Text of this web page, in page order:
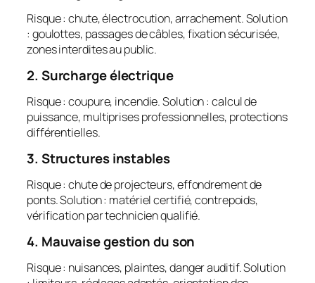
Risque : chute, électrocution, arrachement. Solution
: goulottes, passages de câbles, fixation sécurisée,
zones interdites au public.
2. Surcharge électrique
Risque : coupure, incendie. Solution : calcul de
puissance, multiprises professionnelles, protections
différentielles.
3. Structures instables
Risque : chute de projecteurs, effondrement de
ponts. Solution : matériel certifié, contrepoids,
vérification par technicien qualifié.
4. Mauvaise gestion du son
Risque : nuisances, plaintes, danger auditif. Solution